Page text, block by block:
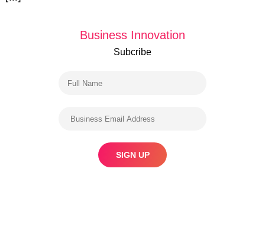
Business Innovation
Subcribe